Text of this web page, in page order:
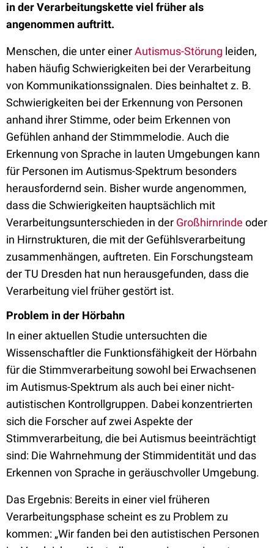
in der Verarbeitungskette viel früher als
angenommen auftritt.
Menschen, die unter einerAutismus-Störung leiden,
haben häufig Schwierigkeiten bei der Verarbeitung
von Kommunikationssignalen. Dies beinhaltet z. B.
Schwierigkeiten bei der Erkennung von Personen
anhand ihrer Stimme, oder beim Erkennen von
Gefühlen anhand der Stimmmelodie. Auch die
Erkennung von Sprache in lauten Umgebungen kann
für Personen im Autismus-Spektrum besonders
herausfordernd sein. Bisher wurde angenommen,
dass die Schwierigkeiten hauptsächlich mit
Verarbeitungsunterschieden in der Großhirnrinde oder
in Hirnstrukturen, die mit der Gefühlsverarbeitung
zusammenhängen, auftreten. Ein Forschungsteam
der TU Dresden hat nun herausgefunden, dass die
Verarbeitung viel früher gestört ist.
Problem in der Hörbahn
In einer aktuellen Studie untersuchten die
Wissenschaftler die Funktionsfähigkeit der Hörbahn
für die Stimmverarbeitung sowohl bei Erwachsenen
im Autismus-Spektrum als auch bei einer nicht-
autistischen Kontrollgruppen. Dabei konzentrierten
sich die Forscher auf zwei Aspekte der
Stimmverarbeitung, die bei Autismus beeinträchtigt
sind: Die Wahrnehmung der Stimmidentität und das
Erkennen von Sprache in geräuschvoller Umgebung.
Das Ergebnis: Bereits in einer viel früheren
Verarbeitungsphase scheint es zu Problem zu
kommen: „Wir fanden bei den autistischen Personen